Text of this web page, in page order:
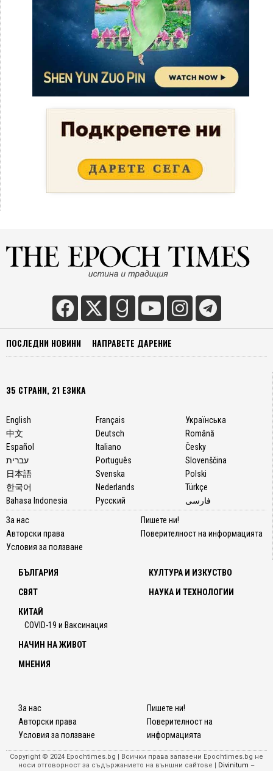
ПОСЛЕДНИ НОВИНИ НАПРАВЕТЕ ДАРЕНИЕ
35 СТРАНИ, 21 ЕЗИКА
English
中文
Español
עברית
日本語
한국어
Bahasa Indonesia
Français
Deutsch
Italiano
Português
Svenska
Nederlands
Русский
Українська
Română
Česky
Slovenščina
Polski
Türkçe
فارسی
За нас
Авторски права
Условия за ползване
Пишете ни!
Поверителност на информацията
БЪЛГАРИЯ
СВЯТ
КИТАЙ
COVID-19 и Ваксинация
КУЛТУРА И ИЗКУСТВО
НАУКА И ТЕХНОЛОГИИ
НАЧИН НА ЖИВОТ
МНЕНИЯ
За нас
Авторски права
Условия за ползване
Пишете ни!
Поверителност на
информацията
Copyright © 2024 Epochtimes.bg | Всички права запазени Epochtimes.bg не
носи отговорност за съдържанието на външни сайтове | Divinitum –